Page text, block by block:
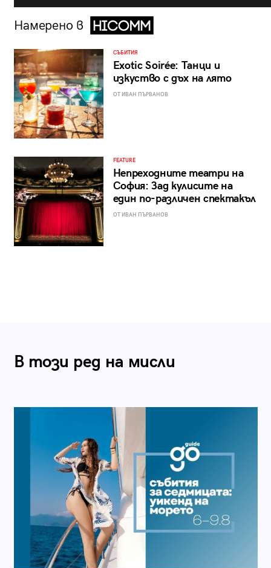
Намерено в
СЪБИТИЯ
Exotic Soirée: Танци и
изкуство с дъх на лято
ОТ ИВАН ПЪРВАНОВ
FEATURE
Непреходните театри на
София: Зад кулисите на
един по-различен спектакъл
ОТ ИВАН ПЪРВАНОВ
В този ред на мисли